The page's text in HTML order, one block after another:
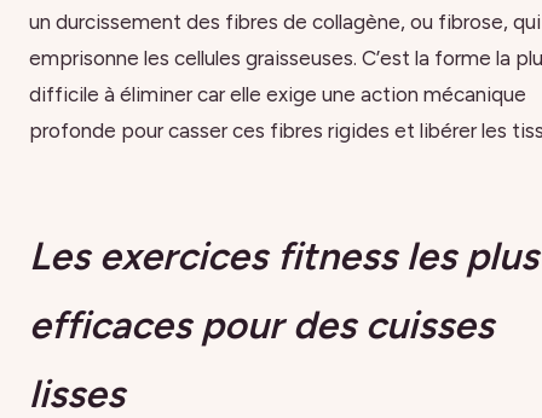
un durcissement des fibres de collagène, ou fibrose, qui
emprisonne les cellules graisseuses. C’est la forme la
difficile à éliminer car elle exige une action mécanique
profonde pour casser ces fibres rigides et libérer les
Les exercices fitness les plus
efficaces pour des cuisses
lisses